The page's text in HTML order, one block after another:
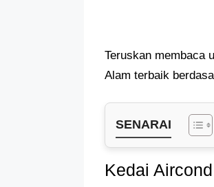
Teruskan membaca
Alam terbaik
SENARAI
Kedai